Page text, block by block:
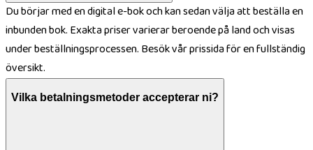
Du börjar med en digital e-bok och kan sedan välja att beställa en
inbunden bok. Exakta priser varierar beroende på land och visas
under beställningsprocessen. Besök vår prissida för en fullständig
översikt.
Vilka betalningsmetoder accepterar ni?